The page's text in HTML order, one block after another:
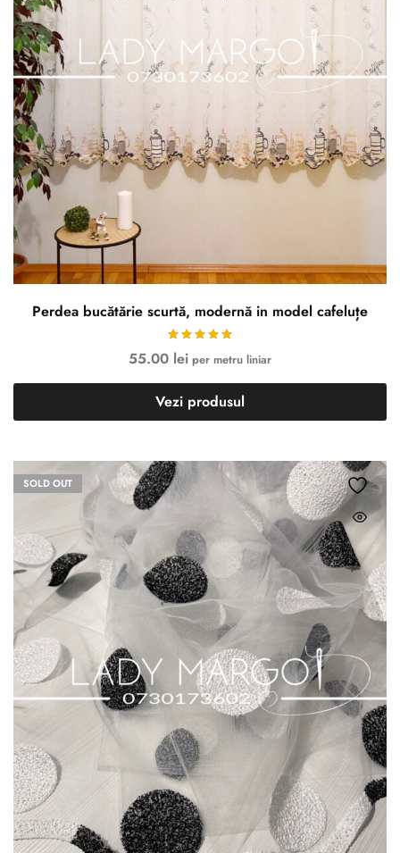
Perdea bucătărie scurtă, modernă in model cafeluțe
55.00 lei per metru liniar
Vezi produsul
SOLD OUT